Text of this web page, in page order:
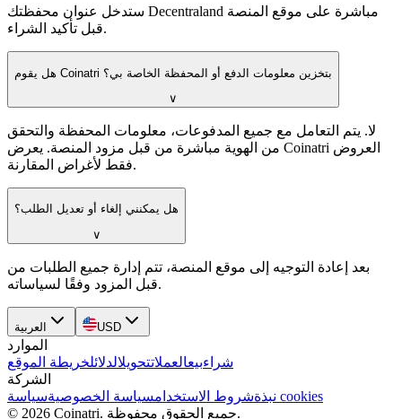
ستدخل عنوان محفظتك Decentraland مباشرة على موقع المنصة
قبل تأكيد الشراء.
هل يقوم Coinatri بتخزين معلومات الدفع أو المحفظة الخاصة بي؟
∨
لا. يتم التعامل مع جميع المدفوعات، معلومات المحفظة والتحقق
من الهوية مباشرة من قبل مزود المنصة. يعرض Coinatri العروض
فقط لأغراض المقارنة.
هل يمكنني إلغاء أو تعديل الطلب؟
∨
بعد إعادة التوجيه إلى موقع المنصة، تتم إدارة جميع الطلبات من
قبل المزود وفقًا لسياساته.
العربية USD
الموارد
شراءبيعالعملاتتحويلالدلائلخريطة الموقع
الشركة
نبذةشروط الاستخدامسياسة الخصوصية
سياسة cookies
© 2026 Coinatri. جميع الحقوق محفوظة.